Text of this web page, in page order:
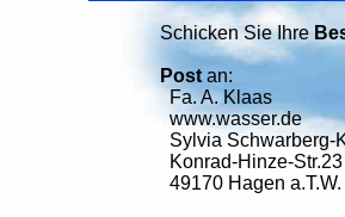
Schicken Sie Ihre
Postan:
Fa. A. Klaas
www.wasser.de
Sylvia Schwarberg-
Konrad-Hinze-Str.23
49170 Hagen a.T.W.